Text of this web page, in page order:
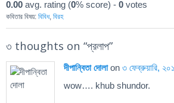
0.00 avg. rating (0% score) - 0 votes
কবিতার বিষয়: বিবিধ, বিরহ
৩ thoughts on “প্রলাপ”
দীপান্বিতা দোলাon ৩ ফেব্রুয়ারি,
wow…. khub shundor.